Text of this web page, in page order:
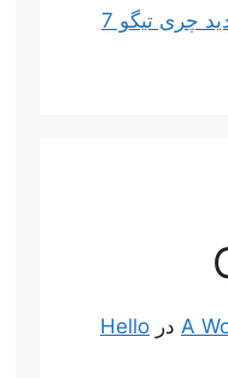
اولین تصاویر از نسل جدید چری تیگو 7
A در Hello